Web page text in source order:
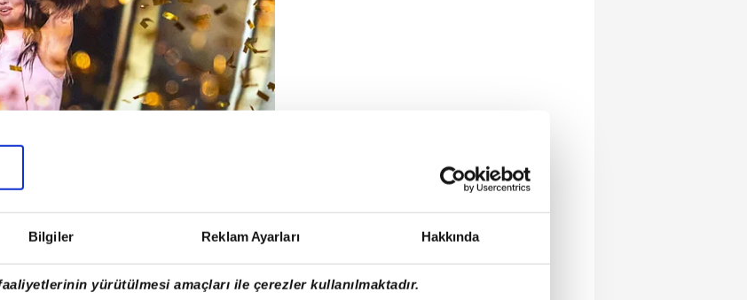
Bilgiler Reklam Ayarları Hakkında
yürütülmesi amaçları ile çerezler kullanılmaktadır.
adı Dara olan Darina Yotova,
516 puan alarak ülkesine tarihindeki